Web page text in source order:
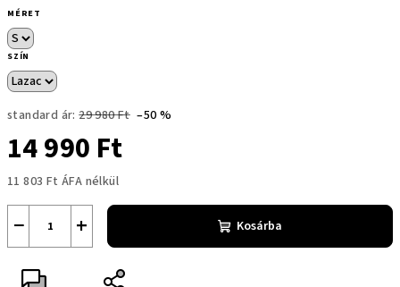
MÉRET
SZÍN
standard ár: 29 980 Ft –50 %
14 990 Ft
11 803 Ft ÁFA nélkül
+
− Kosárba